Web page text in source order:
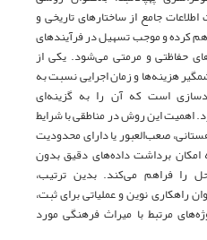
جامع از ساختارهای تاریخی و
کرده و موجب تسهیل در فرآیندهای
حفاظتی و مرمتی می‌شود. یکی از
هزینه‌ها و زمان اجرایی نسبت به
است که آن را به گزینه‌ای
اهمیت این روش در مناطقی با شرایط
صعب‌العبور یا دارای محدودیت
برداشت داده‌های دقیق بدون
را فراهم می‌کند. بدین ترتیب،
راهکاری نوین و عملیاتی برای ثبت،
مرتبط با میراث فرهنگی مورد